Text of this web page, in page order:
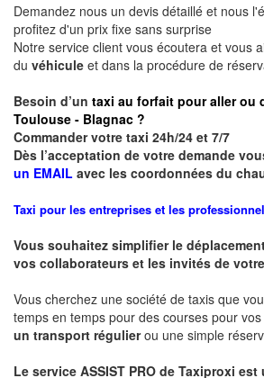
Demandez nous un devis détaillé et nous
profitez d'un prix fixe sans surprise
Notre service client vous écoutera et vous
du véhicule et dans la procédure de
Besoin d’un taxi au forfait pour aller ou
Toulouse - Blagnac ?
Commander votre taxi 24h/24 et 7/7
Dès l’acceptation de votre demande
un EMAIL avec les coordonnées du
Taxi pour les entreprises et les
Vous souhaitez simplifier le
vos collaborateurs et les invités de
Vous cherchez une société de taxis que
temps en temps pour des courses pour vos
un transport régulierou une simple
Le service ASSIST PRO de Taxiproxi est